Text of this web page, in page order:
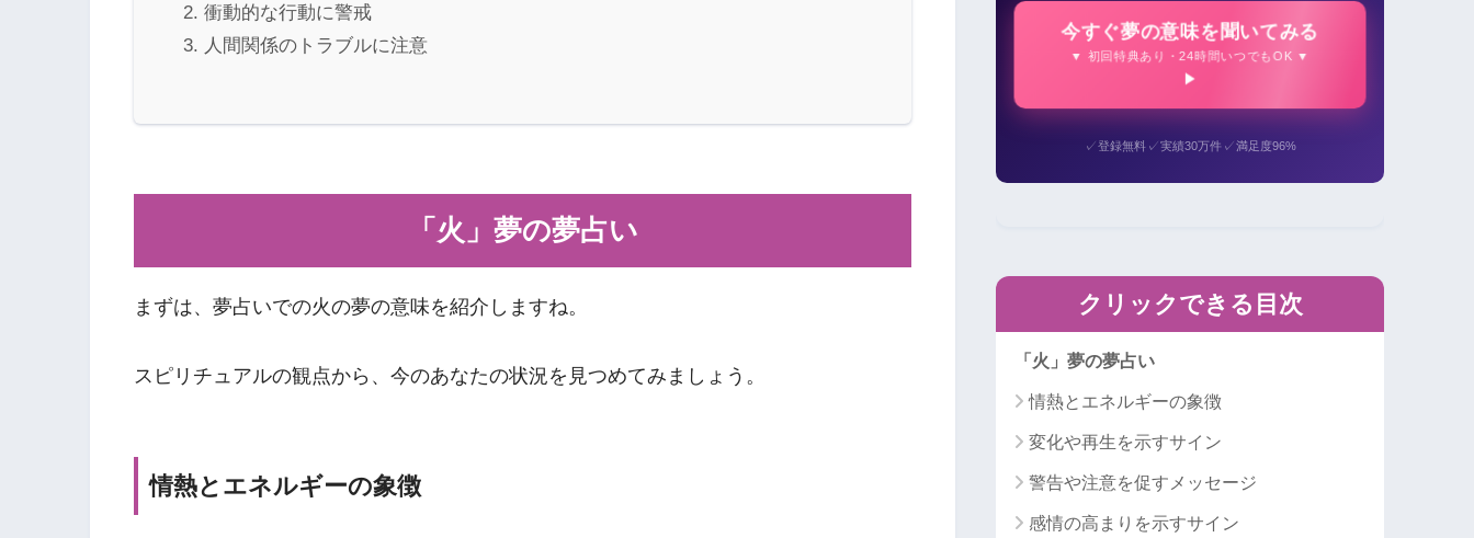
衝動的な行動に警戒
人間関係のトラブルに注意
「火」夢の夢占い
まずは、夢占いでの火の夢の意味を紹介しますね。
スピリチュアルの観点から、今のあなたの状況を見つめてみましょう。
情熱とエネルギーの象徴
今すぐ夢の意味を聞いてみる
▼ 初回特典あり・24時間いつでもOK ▼
✓登録無料 ✓実績30万件 ✓満足度96%
クリックできる目次
「火」夢の夢占い
情熱とエネルギーの象徴
変化や再生を示すサイン
警告や注意を促すメッセージ
感情の高まりを示すサイン